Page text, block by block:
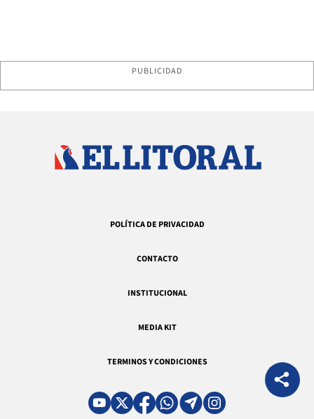
PUBLICIDAD
POLÍTICA DE PRIVACIDAD
CONTACTO
INSTITUCIONAL
MEDIA KIT
TERMINOS Y CONDICIONES